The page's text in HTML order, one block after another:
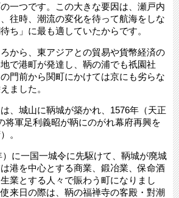
一つです。この大きな要因は、瀬戸内
往時、潮流の変化を待って航海をしな
ち」に最も適していたからです。
から、東アジアとの貿易や貨幣経済の
で港町が発達し、鞆の浦でも祇園社
の門前から関町にかけては京にも劣らな
ました。
、城山に鞆城が築かれ、1576年（天正
将軍足利義昭が鞆にのがれ幕府再興を
。
に一国一城令に先駆けて、鞆城が廃城
港を中心とする商業、鍛冶業、保命酒
業とする人々で賑わう町になりまし
来日の際は、鞆の福禅寺の客殿・對潮